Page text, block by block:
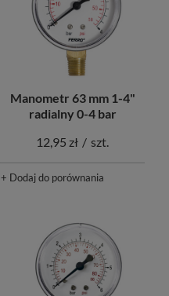
Manometr 63 mm 1-4"
radialny 0-4 bar
12,95 zł / szt.
+ Dodaj do porównania